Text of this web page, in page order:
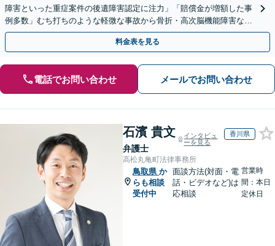
障害といった重症案件の後遺障害認定に注力」「賠償金が増額した事
例多数」むち打ちのような軽微な事故から骨折・高次脳機能障害など
の重症事故まで、事故の規模に関わらず対応いたします
料金表を見る
電話でお問い合わせ メールでお問い合わせ
石濱 貴文
弁護士
インタビュ
ーを見る
香川県
高松丸亀町法律事務所
鳥取県 か
らも相談
受付中
面談方法(対面・電
話・ビデオなど)は
応相談
営業時
間：本日
定休日